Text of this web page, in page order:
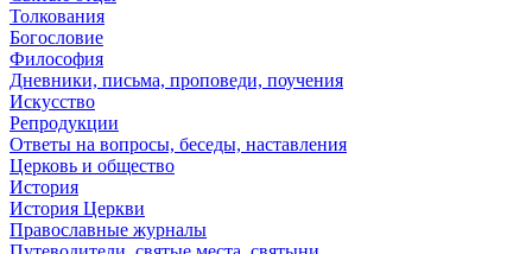
Толкования
Богословие
Философия
Дневники, письма, проповеди, поучения
Искусство
Репродукции
Ответы на вопросы, беседы, наставления
Церковь и общество
История
История Церкви
Православные журналы